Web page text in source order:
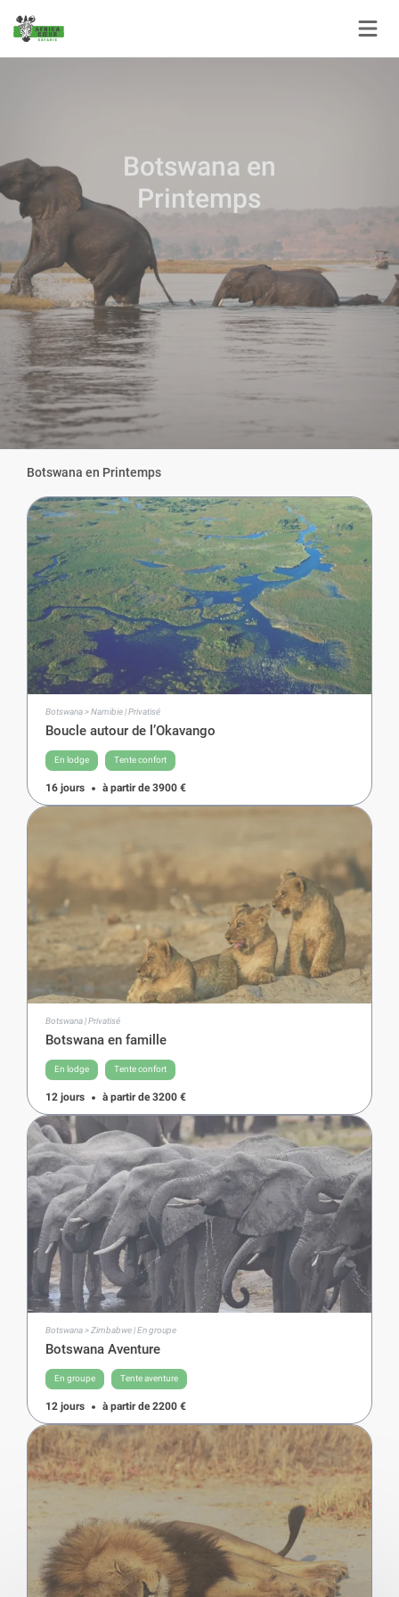
Botswana en
Printemps
Botswana en Printemps
Botswana > Namibie | Privatisé
Boucle autour de l’Okavango
En lodge Tente confort
16 jours à partir de3900€
Botswana | Privatisé
Botswana en famille
En lodge Tente confort
12 jours à partir de3200€
Botswana > Zimbabwe | En groupe
Botswana Aventure
En groupe Tente aventure
12 jours à partir de2200€